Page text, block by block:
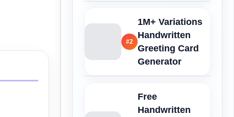
#2
1M+ Variations
Handwritten
Greeting Card
Generator
Free
Handwritten